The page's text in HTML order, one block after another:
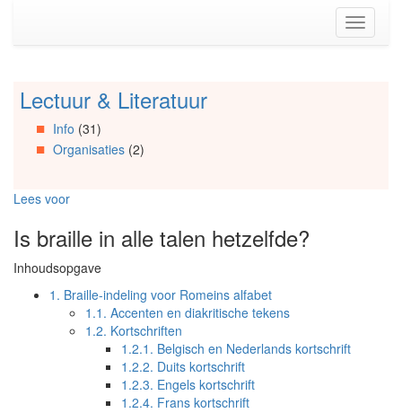
(Accesskey
Toggle
Spring
Artikels
Spring
Spring
Organisaties
Spring
naar
Social
Lectuur & Literatuur
Info (31)
Organisaties(2)
Lees voor
Is braille in alle talen hetzelfde?
Inhoudsopgave
1. Braille-indeling voor Romeins alfabet
1.1. Accenten en diakritische tekens
1.2. Kortschriften
1.2.1. Belgisch en Nederlands kortschrift
1.2.2. Duits kortschrift
1.2.3. Engels kortschrift
1.2.4. Frans kortschrift